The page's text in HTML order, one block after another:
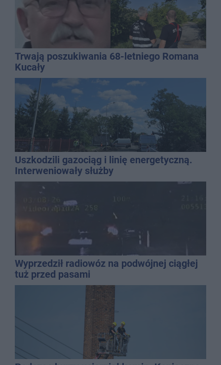
Trwają poszukiwania 68-letniego Romana
Kucały
Uszkodzili gazociąg i linię energetyczną.
Interweniowały służby
Wyprzedził radiowóz na podwójnej ciągłej
tuż przed pasami